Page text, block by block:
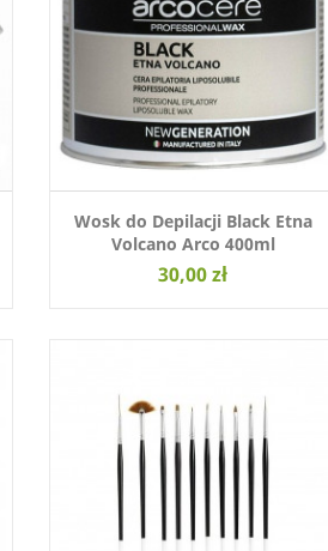
Wosk do Depilacji Black Etna
Volcano Arco 400ml
30,00 zł